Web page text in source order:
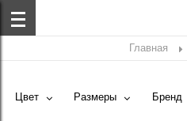
Главная
Цвет Размеры Бренд